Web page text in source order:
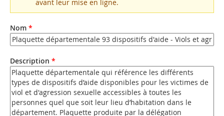
Message
d'avertissement
avant leur mise en ligne.
Nom *
Description *